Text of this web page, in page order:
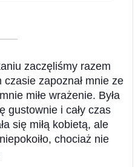
zaczęliśmy razem
zapoznał mnie ze
miłe wrażenie. Była
gustownie i cały czas
się miłą kobietą, ale
chociaż nie